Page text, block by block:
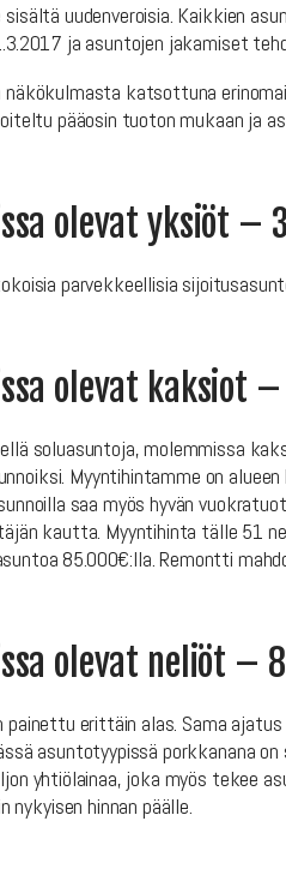
uudenveroisia. Kaikkien
ja asuntojen jakamiset
katsottuna
pääosin tuoton mukaan ja
olevat yksiöt –
parvekkeellisia
olevat kaksiot
soluasuntoja, molemmissa
Myyntihintamme on
saa myös hyvän
kautta. Myyntihinta tälle 51
85.000€:lla. Remontti
olevat neliöt –
painettu erittäin alas. Sama
asuntotyypissä porkkanana
yhtiölainaa, joka myös tekee
nykyisen hinnan päälle.